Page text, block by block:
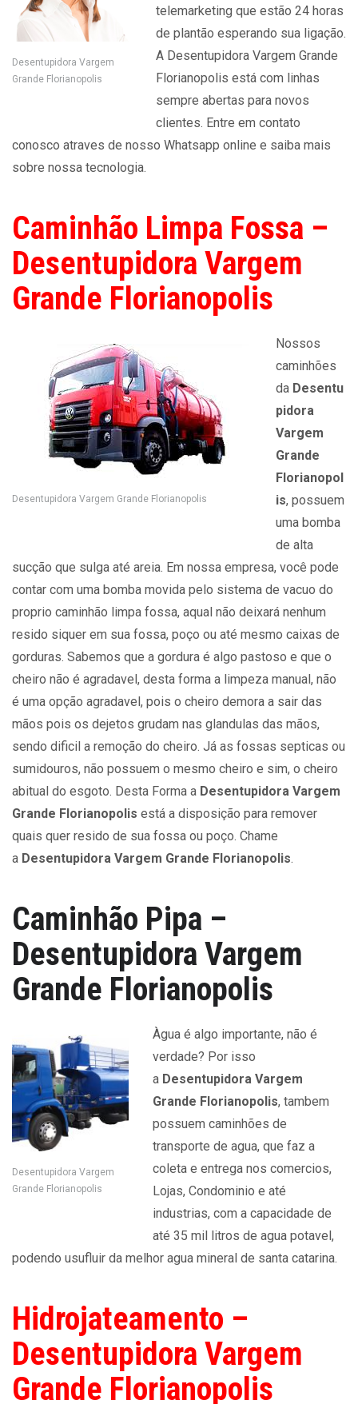
Desentupidora Vargem
Grande Florianopolis
telemarketing que estão 24 horas
de plantão esperando sua ligação.
A Desentupidora Vargem Grande
Florianopolis está com linhas
sempre abertas para novos
clientes. Entre em contato
conosco atraves de nosso Whatsapp online e saiba mais
sobre nossa tecnologia.
Caminhão Limpa Fossa –
Desentupidora Vargem
Grande Florianopolis
Desentupidora Vargem Grande Florianopolis
Nossos
caminhões
da Desentu
pidora
Vargem
Grande
Florianopol
is, possuem
uma bomba
de alta
sucção que sulga até areia. Em nossa empresa, você pode
contar com uma bomba movida pelo sistema de vacuo do
proprio caminhão limpa fossa, aqual não deixará nenhum
resido siquer em sua fossa, poço ou até mesmo caixas de
gorduras. Sabemos que a gordura é algo pastoso e que o
cheiro não é agradavel, desta forma a limpeza manual, não
é uma opção agradavel, pois o cheiro demora a sair das
mãos pois os dejetos grudam nas glandulas das mãos,
sendo dificil a remoção do cheiro. Já as fossas septicas ou
sumidouros, não possuem o mesmo cheiro e sim, o cheiro
abitual do esgoto. Desta Forma a Desentupidora Vargem
Grande Florianopolis está a disposição para remover
quais quer resido de sua fossa ou poço. Chame
a Desentupidora Vargem Grande Florianopolis.
Caminhão Pipa –
Desentupidora Vargem
Grande Florianopolis
Desentupidora Vargem
Grande Florianopolis
Àgua é algo importante, não é
verdade? Por isso
a Desentupidora Vargem
Grande Florianopolis, tambem
possuem caminhões de
transporte de agua, que faz a
coleta e entrega nos comercios,
Lojas, Condominio e até
industrias, com a capacidade de
até 35 mil litros de agua potavel,
podendo usufluir da melhor agua mineral de santa catarina.
Hidrojateamento –
Desentupidora Vargem
Grande Florianopolis